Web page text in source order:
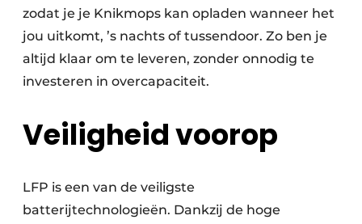
zodat je je Knikmops kan opladen wanneer het
jou uitkomt, ’s nachts of tussendoor. Zo ben je
altijd klaar om te leveren, zonder onnodig te
investeren in overcapaciteit.
Veiligheid voorop
LFP is een van de veiligste
batterijtechnologieën. Dankzij de hoge